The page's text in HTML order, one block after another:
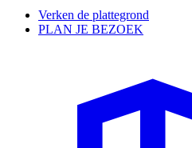
Verken de plattegrond
PLAN JE BEZOEK